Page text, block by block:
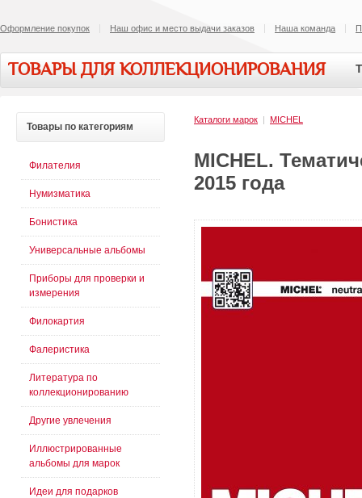
Оформление покупок Наш офис и место выдачи заказов Наша команда
ТОВАРЫ ДЛЯ КОЛЛЕКЦИОНИРОВАНИЯ
Каталоги марок | MICHEL
MICHEL.
2015 года
Товары по категориям
Филателия
Нумизматика
Бонистика
Универсальные альбомы
Приборы для проверки и
измерения
Филокартия
Фалеристика
Литература по
коллекционированию
Другие увлечения
Иллюстрированные
альбомы для марок
Идеи для подарков